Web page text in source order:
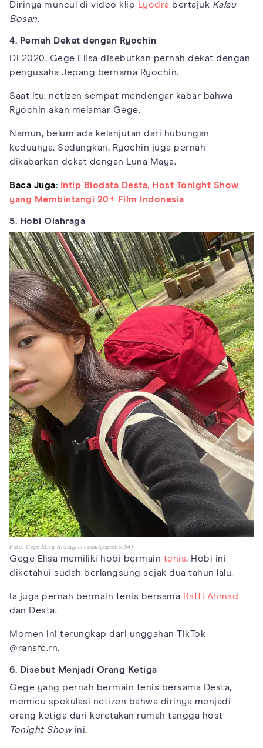
Dirinya muncul di video klip Lyodra bertajuk Kalau
Bosan.
4. Pernah Dekat dengan Ryochin
Di 2020, Gege Elisa disebutkan pernah dekat dengan
pengusaha Jepang bernama Ryochin.
Saat itu, netizen sempat mendengar kabar bahwa
Ryochin akan melamar Gege.
Namun, belum ada kelanjutan dari hubungan
keduanya. Sedangkan, Ryochin juga pernah
dikabarkan dekat dengan Luna Maya.
Baca Juga:
Intip Biodata Desta, Host Tonight Show
yang Membintangi 20+ Film Indonesia
5. Hobi Olahraga
Foto: Gege Elisa (Instagram.com/gegeelisa94)
Gege Elisa memiliki hobi bermain tenis. Hobi ini
diketahui sudah berlangsung sejak dua tahun lalu.
Ia juga pernah bermain tenis bersama Raffi Ahmad
dan Desta.
Momen ini terungkap dari unggahan TikTok
@ransfc.rn.
6. Disebut Menjadi Orang Ketiga
Gege yang pernah bermain tenis bersama Desta,
memicu spekulasi netizen bahwa dirinya menjadi
orang ketiga dari keretakan rumah tangga host
Tonight Showini.